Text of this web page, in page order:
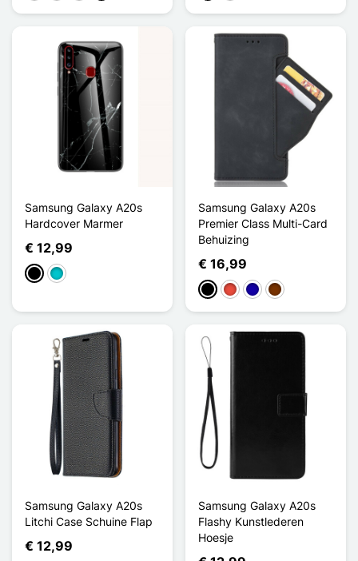
Samsung Galaxy A20s
Hardcover Marmer
€ 12,99
ZwartTurkoois
Samsung Galaxy A20s
Premier Class Multi-Card
Behuizing
€ 16,99
ZwartRoodDonkerblauw
Koffie
Samsung Galaxy A20s
Litchi Case Schuine Flap
€ 12,99
Samsung Galaxy A20s
Flashy Kunstlederen
Hoesje